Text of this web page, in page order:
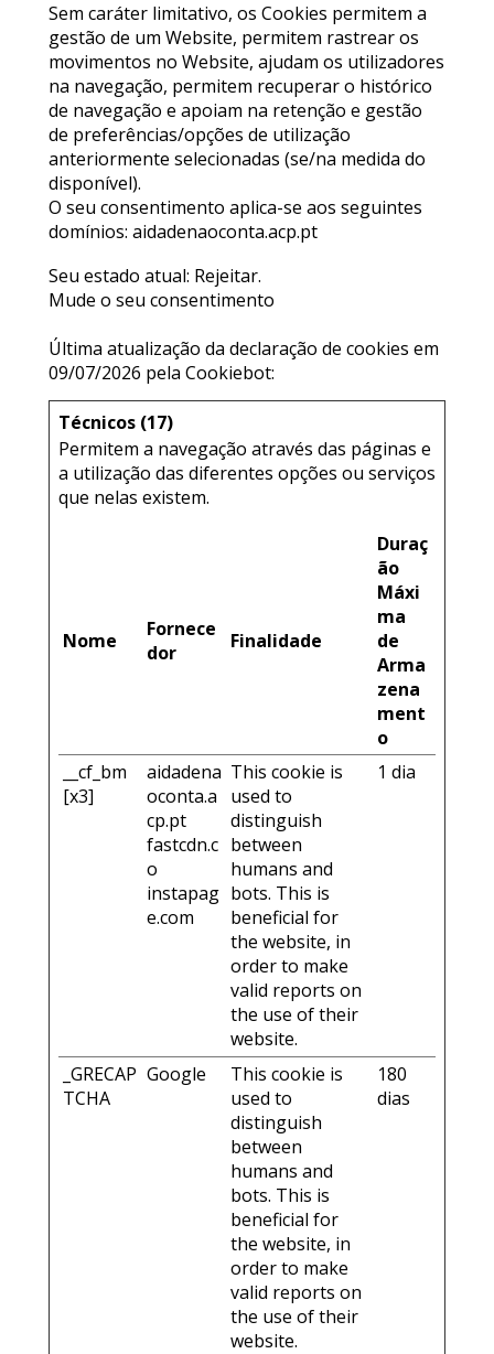
Sem caráter limitativo, os Cookies permitem a
gestão de um Website, permitem rastrear os
movimentos no Website, ajudam os utilizadores
na navegação, permitem recuperar o histórico
de navegação e apoiam na retenção e gestão
de preferências/opções de utilização
anteriormente selecionadas (se/na medida do
disponível).
O seu consentimento aplica-se aos seguintes
domínios: aidadenaoconta.acp.pt
Seu estado atual: Rejeitar.
Mude o seu consentimento
Última atualização da declaração de cookies em
09/07/2026 pela Cookiebot:
Técnicos (17)
Permitem a navegação através das páginas e
a utilização das diferentes opções ou serviços
que nelas existem.
Nome
Fornece
dor
Finalidade
Duraç
ão
Máxi
ma
de
Arma
zena
ment
o
__cf_bm
[x3]
aidadena
oconta.a
cp.pt
fastcdn.c
o
instapag
e.com
This cookie is
used to
distinguish
between
humans and
bots. This is
beneficial for
the website, in
order to make
valid reports on
the use of their
website.
1 dia
_GRECAP
TCHA
Google
This cookie is
used to
distinguish
between
humans and
bots. This is
beneficial for
the website, in
order to make
valid reports on
the use of their
website.
180
dias